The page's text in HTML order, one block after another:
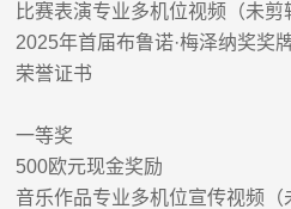
比赛表演专业多机位视频（未剪
2025年首届布鲁诺·梅泽纳奖奖
荣誉证书
一等奖
500欧元现金奖励
音乐作品专业多机位宣传视频（